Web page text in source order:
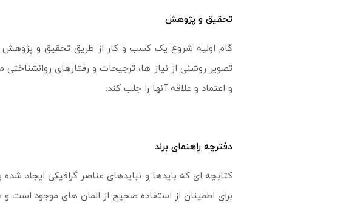
تحقیق و پژوهش
گام اولیه شروع یک کسب و کار از طریق تحقیق و پژوهش
تصویر روشنی از نیاز ها، ترجیحات و رفتارهای روانشناختی
و اعتماد و علاقه آنها را جلب کند.
دفترچه راهنمای برند
کتابچه ای که بایدها و نبایدهای عناصر گرافیکی ایجاد
برای اطمینان از استفاده صحیح از المان های موجود است